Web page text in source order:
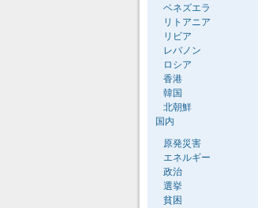
ベネズエラ
リトアニア
リビア
レバノン
ロシア
香港
韓国
北朝鮮
国内
原発災害
エネルギー
政治
選挙
貧困